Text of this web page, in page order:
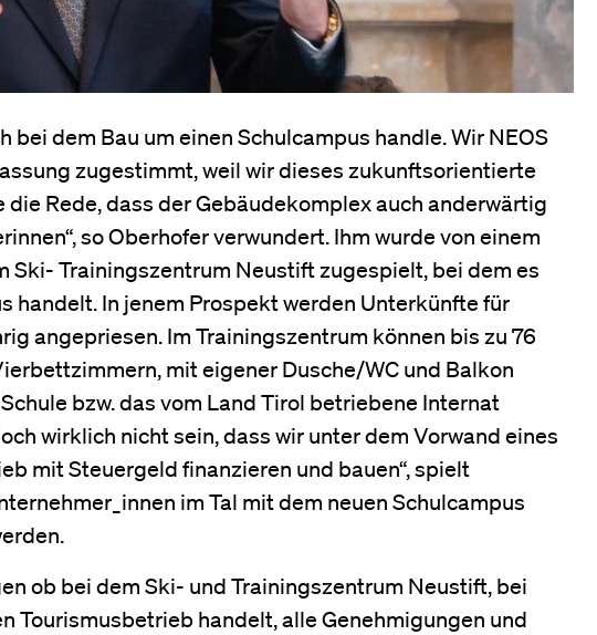
bei dem Bau um einen Schulcampus handle. Wir NEOS
zugestimmt, weil wir dieses zukunftsorientierte
Rede, dass der Gebäudekomplex auch anderwärtig
so Oberhofer verwundert. Ihm wurde von einem
Ski- Trainingszentrum Neustift zugespielt, bei dem es
handelt. In jenem Prospekt werden Unterkünfte für
angepriesen. Im Trainingszentrum können bis zu 76
mit eigener Dusche/WC und Balkon
bzw. das vom Land Tirol betriebene Internat
wirklich nicht sein, dass wir unter dem Vorwand eines
mit Steuergeld finanzieren und bauen“, spielt
im Tal mit dem neuen Schulcampus
ob bei dem Ski- und Trainingszentrum Neustift, bei
Tourismusbetrieb handelt, alle Genehmigungen und